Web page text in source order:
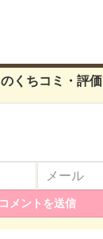
くちコミ・評